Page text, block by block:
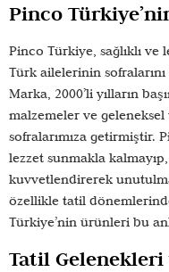
Pinco
Pinco Türkiye, sağlıklı ve
Türk ailelerinin
Marka, 2000’li yılların
malzemeler ve
sofralarımıza getirmiştir.
lezzet sunmakla
kuvvetlendirerek
özellikle tatil
Türkiye’nin ürünleri bu
Tatil Gelenekleri